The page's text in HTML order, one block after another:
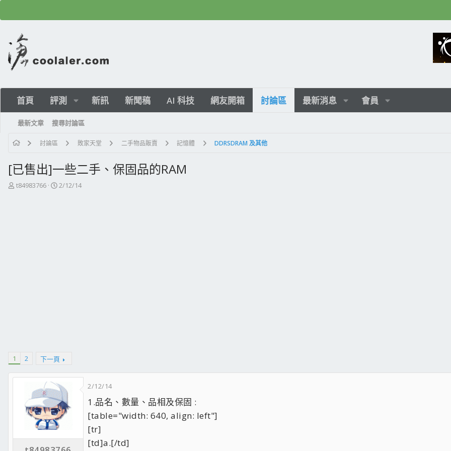
首頁 評測 新訊 新聞稿 AI 科技 網友開箱 討論區 最新消息 會員
最新文章 搜尋討論區
討論區 敗家天堂 二手物品販賣 記憶體 DDRSDRAM 及其他
[已售出]一些二手、保固品的RAM
主
t84983766
開
2/12/14
1 2 下一頁
2/12/14
1.品名、數量、品相及保固 :
[table="width: 640, align: left"]
[tr]
[td]a.[/td]